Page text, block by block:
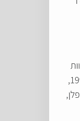
לקלאסיקות רוק ובלוז משנות ה-60 וה-70. כמו כן הלהקה חתומה על לא מעט שיתופי פעולה מוצלחים בהם האלבום "גאולה" של חמי רודנר שיצא ב- 1999,